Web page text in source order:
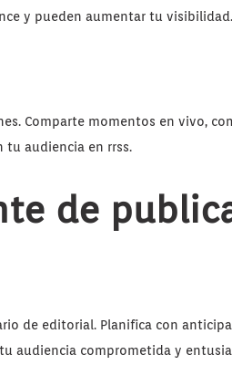
y pueden aumentar tu visibilidad.
Comparte momentos en vivo,
tu audiencia en rrss.
de
de editorial. Planifica con
audiencia comprometida y